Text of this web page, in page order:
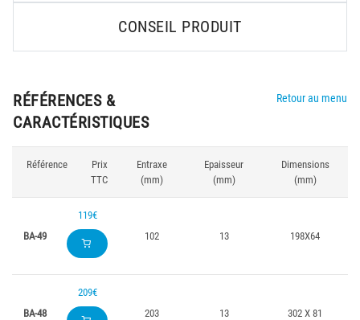
CONSEIL PRODUIT
RÉFÉRENCES &
CARACTÉRISTIQUES
Retour au menu
Référence
Prix
TTC
Entraxe
(mm)
Epaisseur
(mm)
Dimensions
(mm)
BA-49
119€
102
13 198X64
BA-48
209€
203
13 302 X 81